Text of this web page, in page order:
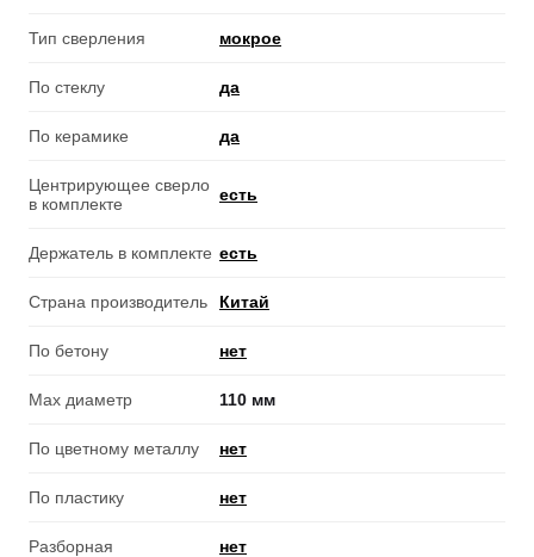
Тип сверления мокрое
По стеклу да
По керамике да
Центрирующее сверло
в комплекте
есть
Держатель в комплекте есть
Страна производитель Китай
По бетону нет
Max диаметр 110 мм
По цветному металлу нет
По пластику нет
Разборная нет